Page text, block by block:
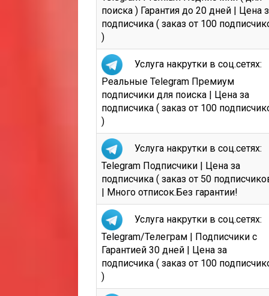
поиска ) Гарантия до 20 дней | Цена
подписчика ( заказ от 100
)
Услуга накрутки в соц.сетях:
Реальные Telegram Премиум
подписчики для поиска | Цена за
подписчика ( заказ от 100
)
Услуга накрутки в соц.сетях:
Telegram Подписчики | Цена за
подписчика ( заказ от 50
| Много отписок.Без гарантии!
Услуга накрутки в соц.сетях:
Telegram/Телеграм | Подписчики с
Гарантией 30 дней | Цена за
подписчика ( заказ от 100
)